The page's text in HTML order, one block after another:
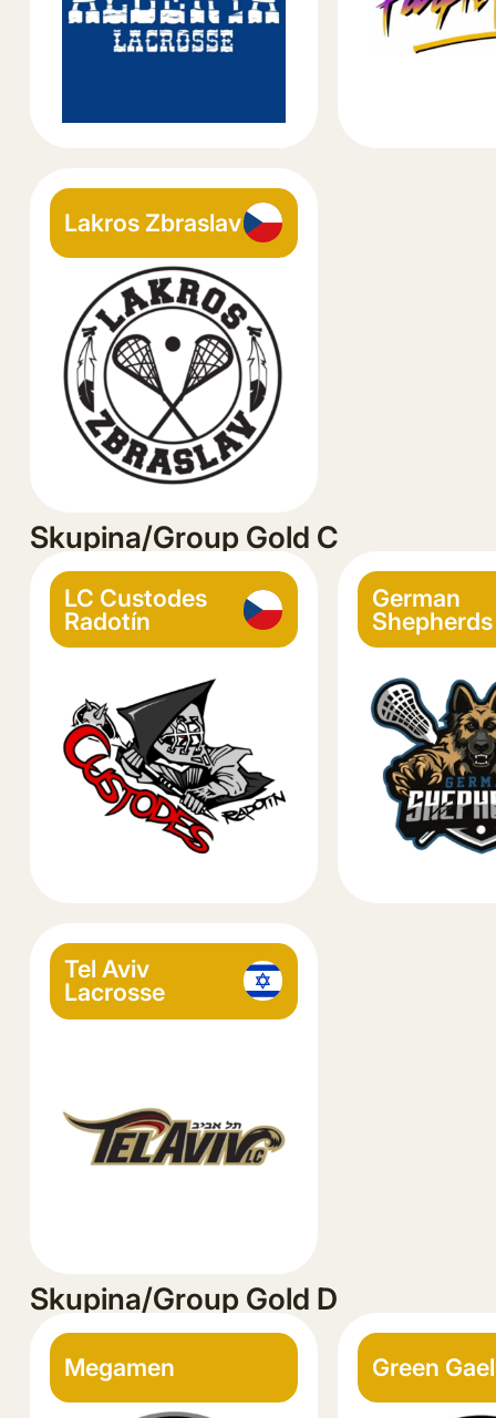
Lakros Zbraslav
Skupina/Group Gold C
LC Custodes
Radotín
German
Shepherds
Tel Aviv
Lacrosse
Skupina/Group Gold D
Megamen Green